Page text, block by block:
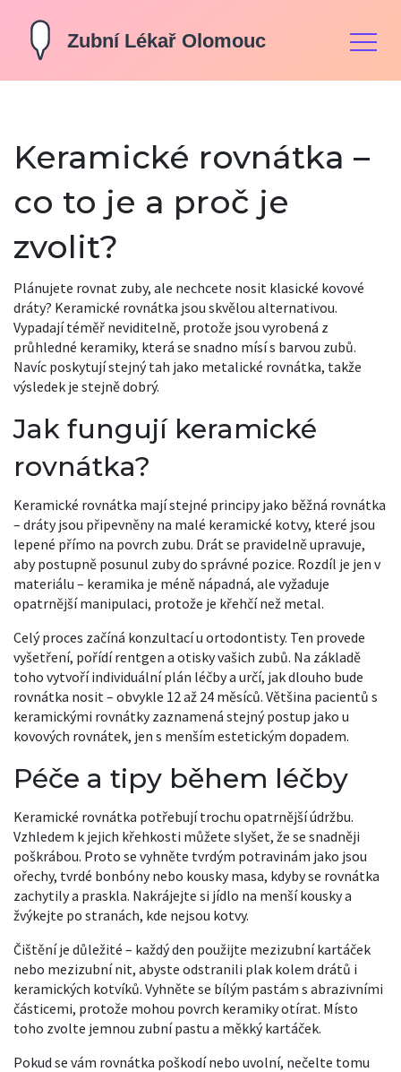
Keramické rovnátka –
co to je a proč je
zvolit?
Plánujete rovnat zuby, ale nechcete nosit klasické kovové
dráty? Keramické rovnátka jsou skvělou alternativou.
Vypadají téměř neviditelně, protože jsou vyrobená z
průhledné keramiky, která se snadno mísí s barvou zubů.
Navíc poskytují stejný tah jako metalické rovnátka, takže
výsledek je stejně dobrý.
Jak fungují keramické
rovnátka?
Keramické rovnátka mají stejné principy jako běžná rovnátka
– dráty jsou připevněny na malé keramické kotvy, které jsou
lepené přímo na povrch zubu. Drát se pravidelně upravuje,
aby postupně posunul zuby do správné pozice. Rozdíl je jen v
materiálu – keramika je méně nápadná, ale vyžaduje
opatrnější manipulaci, protože je křehčí než metal.
Celý proces začíná konzultací u ortodontisty. Ten provede
vyšetření, pořídí rentgen a otisky vašich zubů. Na základě
toho vytvoří individuální plán léčby a určí, jak dlouho bude
rovnátka nosit – obvykle 12 až 24 měsíců. Většina pacientů s
keramickými rovnátky zaznamená stejný postup jako u
kovových rovnátek, jen s menším estetickým dopadem.
Péče a tipy během léčby
Keramické rovnátka potřebují trochu opatrnější údržbu.
Vzhledem k jejich křehkosti můžete slyšet, že se snadněji
poškrábou. Proto se vyhněte tvrdým potravinám jako jsou
ořechy, tvrdé bonbóny nebo kousky masa, kdyby se rovnátka
zachytily a praskla. Nakrájejte si jídlo na menší kousky a
žvýkejte po stranách, kde nejsou kotvy.
Čištění je důležité – každý den použijte mezizubní kartáček
nebo mezizubní nit, abyste odstranili plak kolem drátů i
keramických kotvíků. Vyhněte se bílým pastám s abrazivními
částicemi, protože mohou povrch keramiky otírat. Místo
toho zvolte jemnou zubní pastu a měkký kartáček.
Pokud se vám rovnátka poškodí nebo uvolní, nečelte tomu